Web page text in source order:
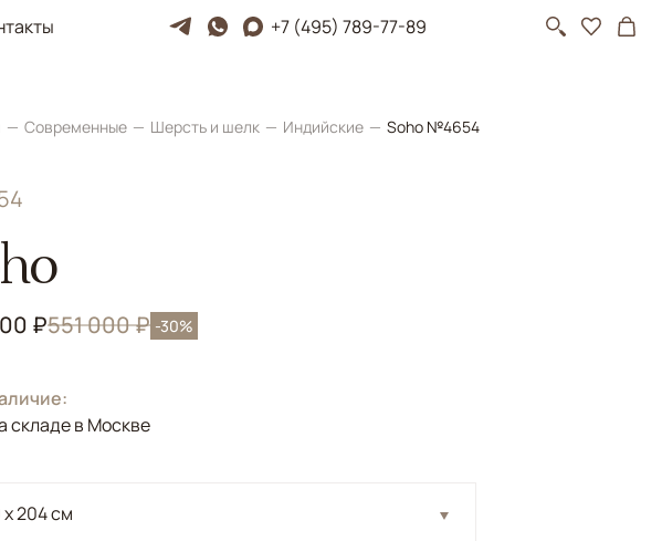
+7 (495) 789-77-89
Современные Шерсть и шелк Индийские Soho №4654
₽551 000 ₽ -30%
складе в Москве
204 см